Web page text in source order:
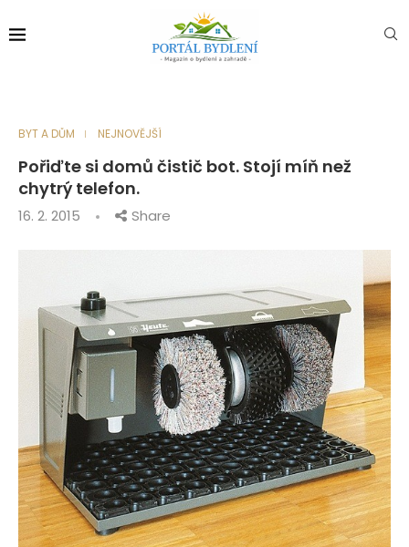
BYT A DŮM NEJNOVĚJŠÍ
Pořiďte si domů čistič bot. Stojí míň než
chytrý telefon.
16. 2. 2015 Share